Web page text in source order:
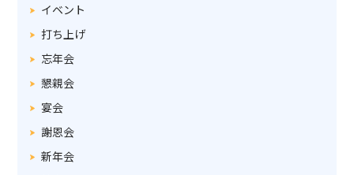
イベント
打ち上げ
忘年会
懇親会
宴会
謝恩会
新年会